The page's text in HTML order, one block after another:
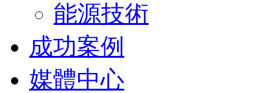
能源技術
成功案例
媒體中心